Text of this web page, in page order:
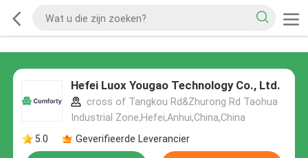
Hefei Luox Yougao Technology Co., Ltd.
cross of Tangkou Rd&Zhurong Rd Taohua
Industrial Zone,Hefei,Anhui,China,China
5.0
Geverifieerde Leverancier